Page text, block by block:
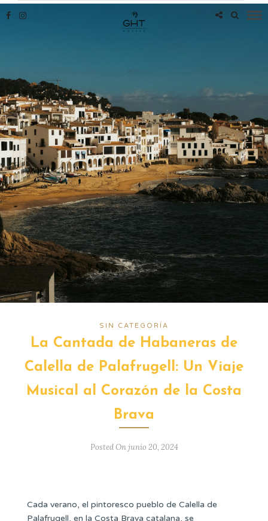
SIN CATEGORÍA
La Cantada de Habaneras de
Calella de Palafrugell: Un Viaje
Musical al Corazón de la Costa
Brava
Posted On junio 20, 2024
Cada verano, el pintoresco pueblo de Calella de
Palafrugell, en la Costa Brava catalana, se